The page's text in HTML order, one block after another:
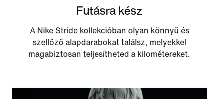
Futásra kész
A Nike Stride kollekcióban olyan könnyű és
szellőző alapdarabokat találsz, melyekkel
magabiztosan teljesítheted a kilométereket.